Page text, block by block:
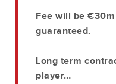
Fee will be
guaranteed.
Long term
player…